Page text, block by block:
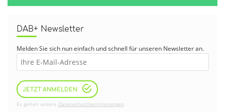
DAB+ Newsletter
Melden Sie sich nun einfach und schnell für unseren Newsletter an.
JETZT ANMELDEN
Es gelten unsere Datenschutzbestimmungen.